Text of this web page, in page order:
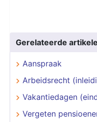
Gerelateerde
Aanspraak
Arbeidsrecht
Vakantiedagen
Vergeten